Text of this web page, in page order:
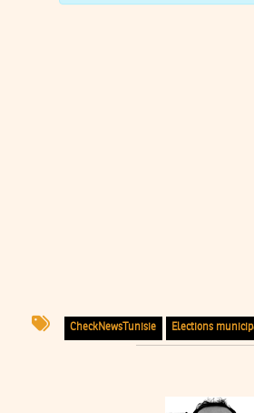
CheckNewsTunisie Elections